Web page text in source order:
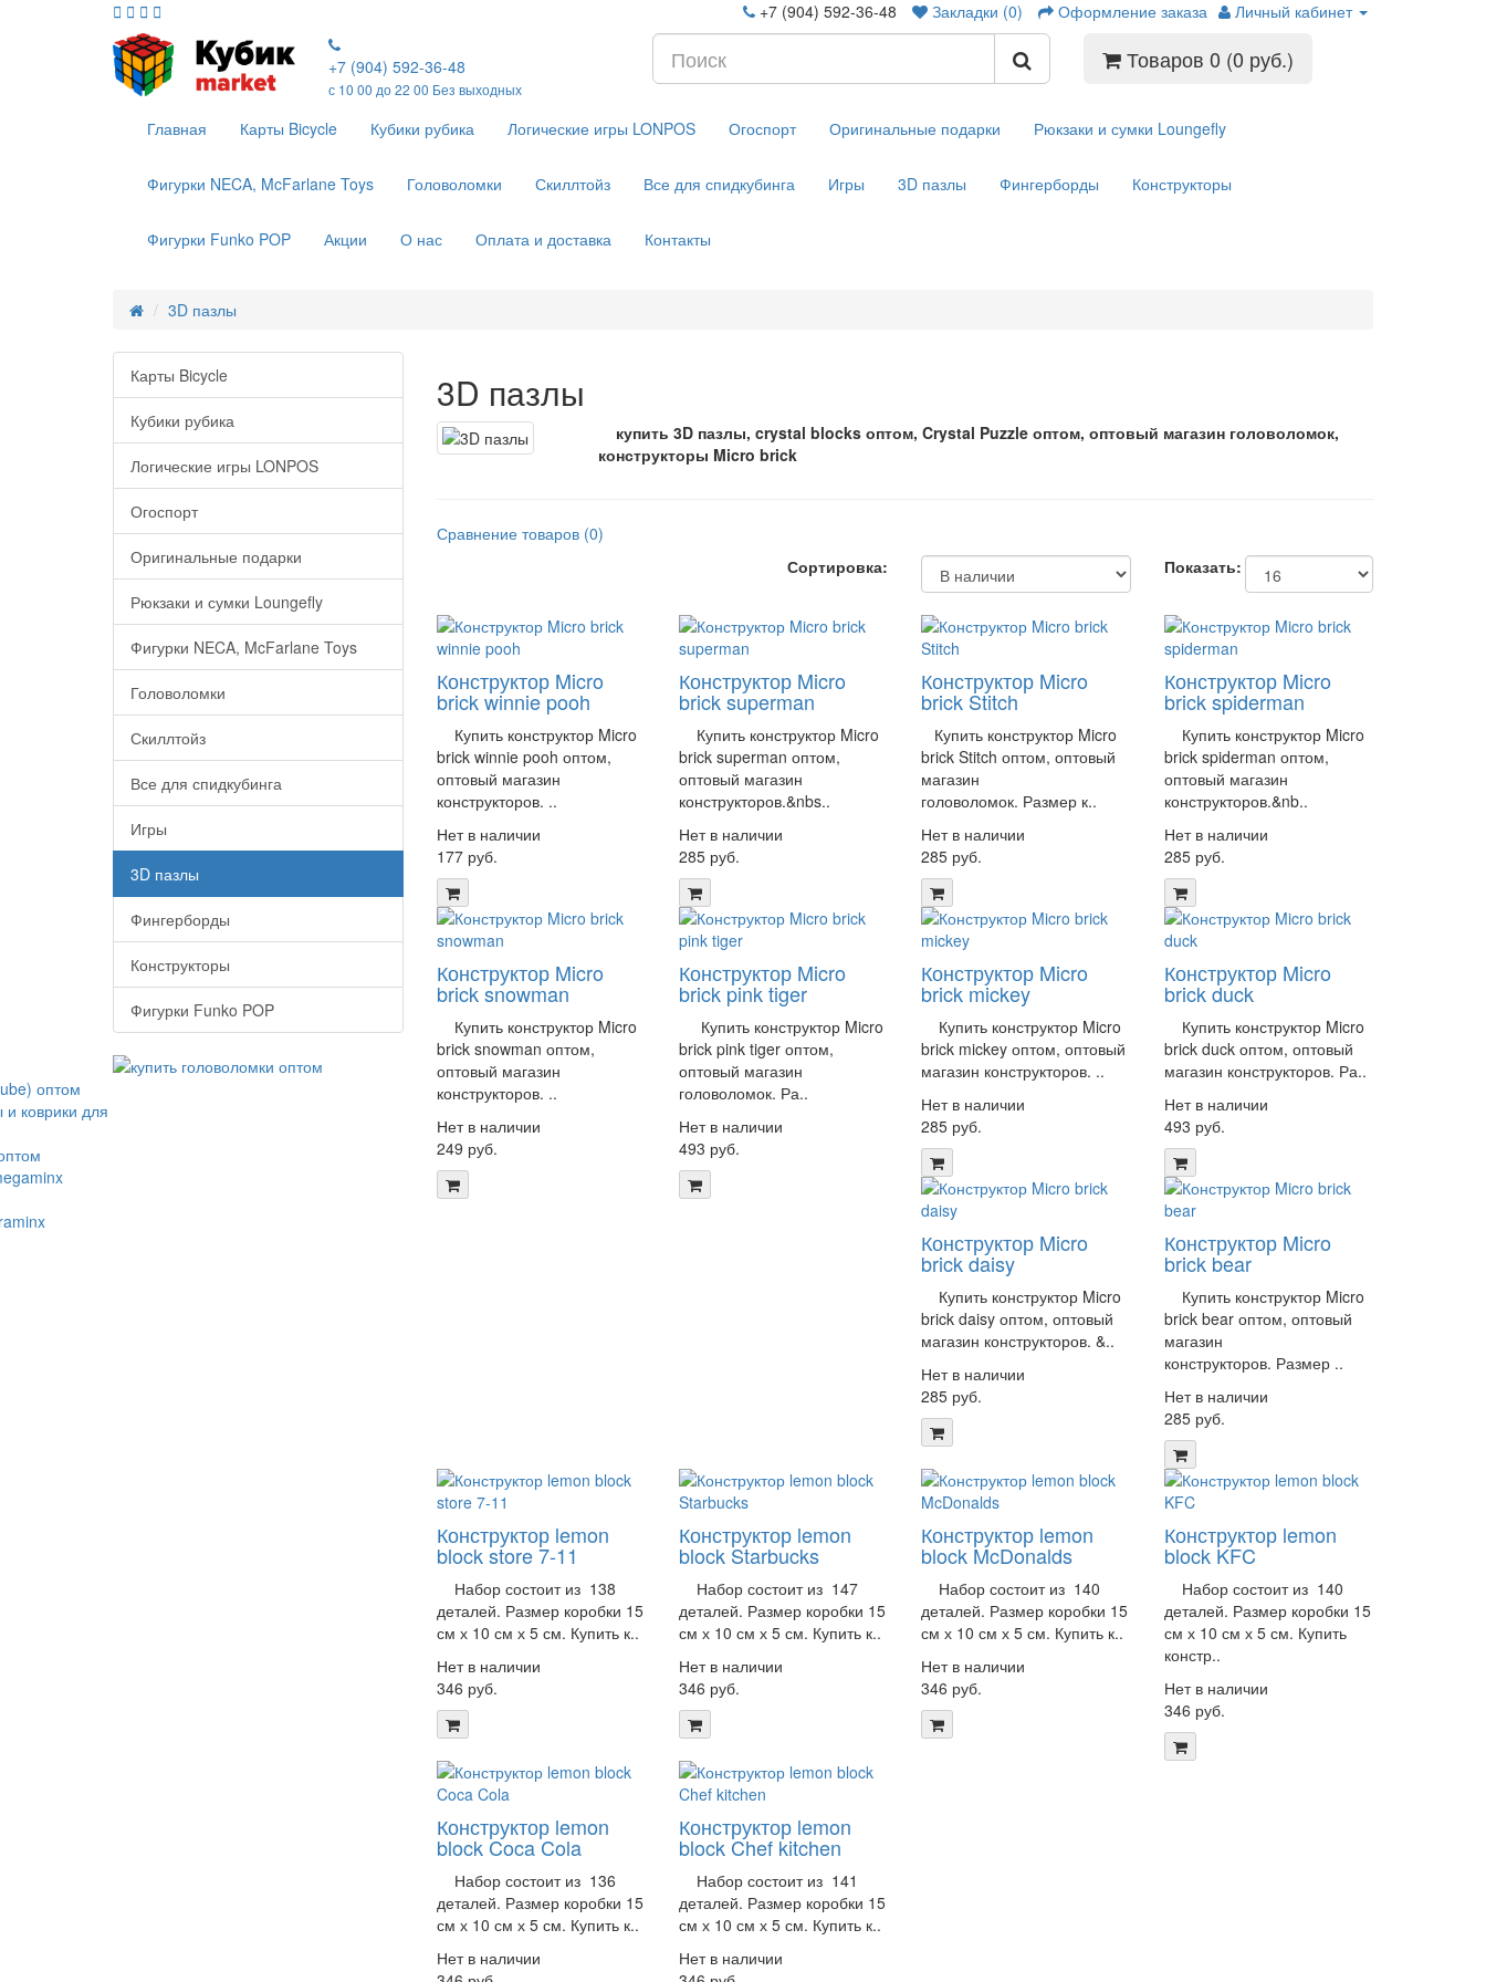
+7 (904) 592-36-48 Закладки (0) Оформление заказа Личный кабинет
+7 (904) 592-36-48
с 10 00 до 22 00 Без выходных
Товаров 0 (0 руб.)
Главная Карты Bicycle Кубики рубика Логические игры LONPOS Огоспорт Оригинальные подарки Рюкзаки и сумки Loungefly
Фигурки NECA, McFarlane Toys Головоломки Скиллтойз Все для спидкубинга Игры 3D пазлы Фингерборды Конструкторы
Фигурки Funko POP Акции О нас Оплата и доставка Контакты
3D пазлы
Карты Bicycle
Кубики рубика
Логические игры LONPOS
Огоспорт
Оригинальные подарки
Рюкзаки и сумки Loungefly
Фигурки NECA, McFarlane Toys
Головоломки
Скиллтойз
Все для спидкубинга
Игры
3D пазлы
Фингерборды
Конструкторы
Фигурки Funko POP
3D пазлы
купить 3D пазлы, crystal blocks оптом, Crystal Puzzle оптом, оптовый магазин головоломок,
конструкторы Micro brick
Сравнение товаров (0)
Сортировка:
Показать:
Конструктор Micro
brick winnie pooh
Купить конструктор Micro
brick winnie pooh оптом,
оптовый магазин
конструкторов. ..
Нет в наличии
177 руб.
Конструктор Micro
brick superman
Купить конструктор Micro
brick superman оптом,
оптовый магазин
конструкторов.&nbs..
Нет в наличии
285 руб.
Конструктор Micro
brick Stitch
Купить конструктор Micro
brick Stitch оптом, оптовый
магазин
головоломок. Размер к..
Нет в наличии
285 руб.
Конструктор Micro
brick spiderman
Купить конструктор Micro
brick spiderman оптом,
оптовый магазин
конструкторов.&nb..
Нет в наличии
285 руб.
Конструктор Micro
brick snowman
Купить конструктор Micro
brick snowman оптом,
оптовый магазин
конструкторов. ..
Нет в наличии
249 руб.
Конструктор Micro
brick pink tiger
Купить конструктор Micro
brick pink tiger оптом,
оптовый магазин
головоломок. Ра..
Нет в наличии
493 руб.
Конструктор Micro
brick mickey
Купить конструктор Micro
brick mickey оптом, оптовый
магазин конструкторов. ..
Нет в наличии
285 руб.
Конструктор Micro
brick duck
Купить конструктор Micro
brick duck оптом, оптовый
магазин конструкторов. Ра..
Нет в наличии
493 руб.
Конструктор Micro
brick daisy
Купить конструктор Micro
brick daisy оптом, оптовый
магазин конструкторов. &..
Нет в наличии
285 руб.
Конструктор Micro
brick bear
Купить конструктор Micro
brick bear оптом, оптовый
магазин
конструкторов. Размер ..
Нет в наличии
285 руб.
Конструктор lemon
block store 7-11
Набор состоит из 138
деталей. Размер коробки 15
см х 10 см х 5 см. Купить к..
Нет в наличии
346 руб.
Конструктор lemon
block Starbucks
Набор состоит из 147
деталей. Размер коробки 15
см х 10 см х 5 см. Купить к..
Нет в наличии
346 руб.
Конструктор lemon
block McDonalds
Набор состоит из 140
деталей. Размер коробки 15
см х 10 см х 5 см. Купить к..
Нет в наличии
346 руб.
Конструктор lemon
block KFC
Набор состоит из 140
деталей. Размер коробки 15
см х 10 см х 5 см. Купить
констр..
Нет в наличии
346 руб.
Конструктор lemon
block Coca Cola
Набор состоит из 136
деталей. Размер коробки 15
см х 10 см х 5 см. Купить к..
Нет в наличии
Конструктор lemon
block Chef kitchen
Набор состоит из 141
деталей. Размер коробки 15
см х 10 см х 5 см. Купить к..
Нет в наличии